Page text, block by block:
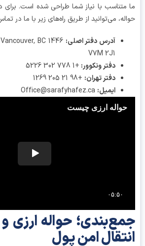
با نیاز شما طراحی شده است. برای
می‌توانید از طریق راه‌های زیر با ما در تماس
آدرس دفتر اصلی:
North Vancouver, BC
V7M 2J1
دفتر ونکوور:+1 778 302 5226
دفتر تهران:+98 21 205 1269
ایمیل:Office@sarafyhafez.ca
حواله ارزی و
امن پول